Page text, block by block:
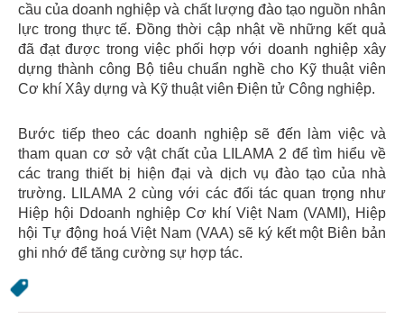
cầu của doanh nghiệp và chất lượng đào tạo nguồn nhân
lực trong thực tế. Đồng thời cập nhật về những kết quả
đã đạt được trong việc phối hợp với doanh nghiệp xây
dựng thành công Bộ tiêu chuẩn nghề cho Kỹ thuật viên
Cơ khí Xây dựng và Kỹ thuật viên Điện tử Công nghiệp.
Bước tiếp theo các doanh nghiệp sẽ đến làm việc và
tham quan cơ sở vật chất của LILAMA 2 để tìm hiểu về
các trang thiết bị hiện đại và dịch vụ đào tạo của nhà
trường. LILAMA 2 cùng với các đối tác quan trọng như
Hiệp hội Ddoanh nghiệp Cơ khí Việt Nam (VAMI), Hiệp
hội Tự động hoá Việt Nam (VAA) sẽ ký kết một Biên bản
ghi nhớ để tăng cường sự hợp tác.